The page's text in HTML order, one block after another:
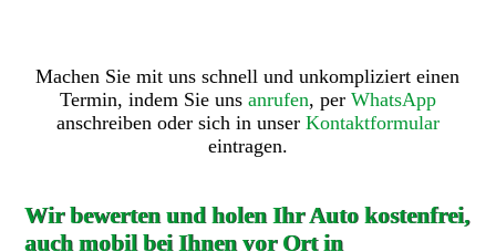
Machen Sie mit uns schnell und unkompliziert einen
Termin, indem Sie uns anrufen, per WhatsApp
anschreiben oder sich in unser Kontaktformular
eintragen.
Wir bewerten und holen Ihr Auto kostenfrei,
auch mobil bei Ihnen vor Ort in